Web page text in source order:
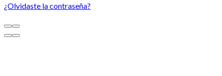
¿Olvidaste la contraseña?